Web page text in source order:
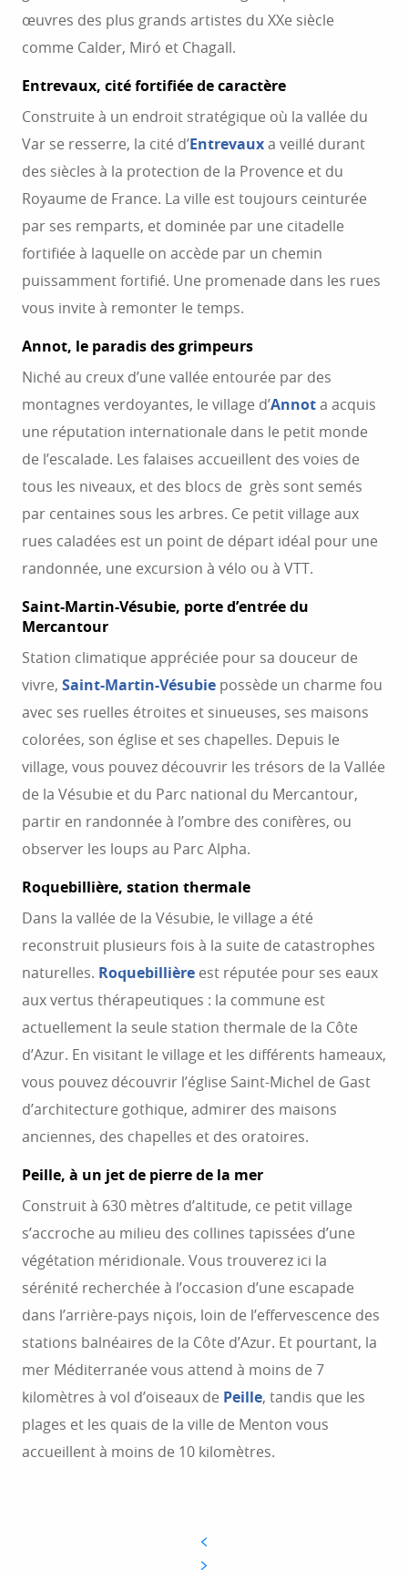
œuvres des plus grands artistes du XXe siècle
comme Calder, Miró et Chagall.
Entrevaux, cité fortifiée de caractère
Construite à un endroit stratégique où la vallée du
Var se resserre, la cité d’Entrevauxa veillé durant
des siècles à la protection de la Provence et du
Royaume de France. La ville est toujours ceinturée
par ses remparts, et dominée par une citadelle
fortifiée à laquelle on accède par un chemin
puissamment fortifié. Une promenade dans les rues
vous invite à remonter le temps.
Annot, le paradis des grimpeurs
Niché au creux d’une vallée entourée par des
montagnes verdoyantes, le village d’Annota acquis
une réputation internationale dans le petit monde
de l’escalade. Les falaises accueillent des voies de
tous les niveaux, et des blocs de grès sont semés
par centaines sous les arbres. Ce petit village aux
rues caladées est un point de départ idéal pour une
randonnée, une excursion à vélo ou à VTT.
Saint-Martin-Vésubie, porte d’entrée du
Mercantour
Station climatique appréciée pour sa douceur de
vivre, Saint-Martin-Vésubie possède un charme fou
avec ses ruelles étroites et sinueuses, ses maisons
colorées, son église et ses chapelles. Depuis le
village, vous pouvez découvrir les trésors de la Vallée
de la Vésubie et du Parc national du Mercantour,
partir en randonnée à l’ombre des conifères, ou
observer les loups au Parc Alpha.
Roquebillière, station thermale
Dans la vallée de la Vésubie, le village a été
reconstruit plusieurs fois à la suite de catastrophes
naturelles. Roquebillière est réputée pour ses eaux
aux vertus thérapeutiques : la commune est
actuellement la seule station thermale de la Côte
d’Azur. En visitant le village et les différents hameaux,
vous pouvez découvrir l’église Saint-Michel de Gast
d’architecture gothique, admirer des maisons
anciennes, des chapelles et des oratoires.
Peille, à un jet de pierre de la mer
Construit à 630 mètres d’altitude, ce petit village
s’accroche au milieu des collines tapissées d’une
végétation méridionale. Vous trouverez ici la
sérénité recherchée à l’occasion d’une escapade
dans l’arrière-pays niçois, loin de l’effervescence des
stations balnéaires de la Côte d’Azur. Et pourtant, la
mer Méditerranée vous attend à moins de 7
kilomètres à vol d’oiseaux de Peille, tandis que les
plages et les quais de la ville de Menton vous
accueillent à moins de 10 kilomètres.